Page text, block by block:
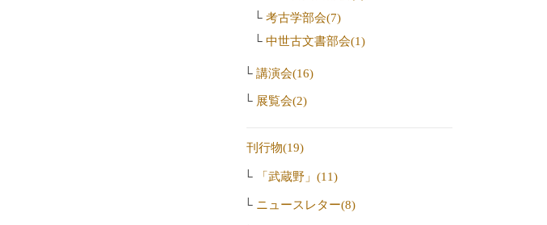
考古学部会(7)
中世古文書部会(1)
講演会(16)
展覧会(2)
刊行物(19)
「武蔵野」(11)
ニュースレター(8)